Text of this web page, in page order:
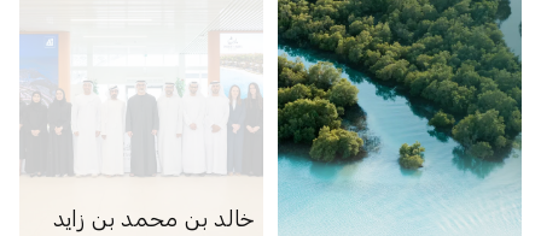
خالد بن محمد بن زايد